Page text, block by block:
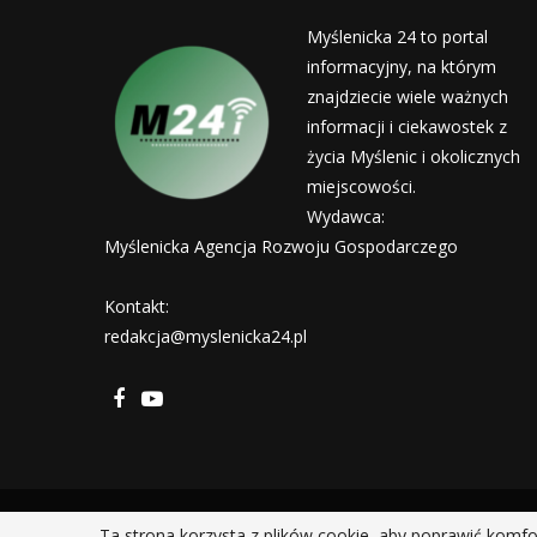
Myślenicka 24 to portal
informacyjny, na którym
znajdziecie wiele ważnych
informacji i ciekawostek z
życia Myślenic i okolicznych
miejscowości.
Wydawca:
Myślenicka Agencja Rozwoju Gospodarczego
Kontakt:
redakcja@myslenicka24.pl